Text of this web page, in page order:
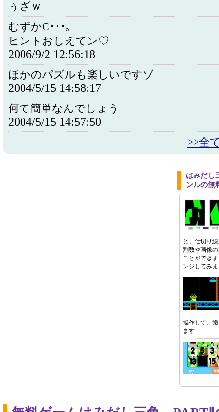
ぅざｗ
むずかC･･･。
ヒントおしえてン♡
2006/9/2 12:56:18
ほかのパズルも楽しいですゾ
2004/5/15 14:58:17
何て簡単なんでしょう
2004/5/15 14:57:50
>>全
はみだし
ンルの無
と、仕切り
割数や画像
ことができ
ンジしてみ
操作して、
ます